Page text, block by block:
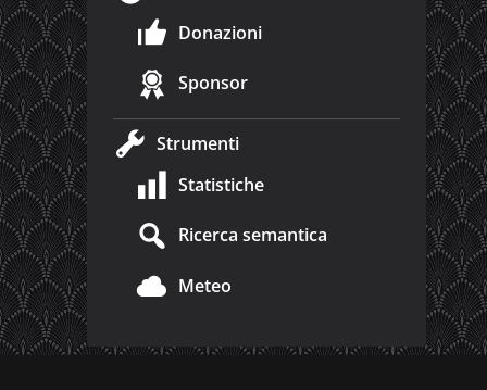
Donazioni
Sponsor
Strumenti
Statistiche
Ricerca semantica
Meteo